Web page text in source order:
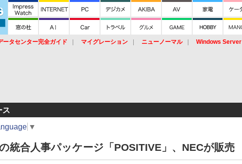
ータセンター完全ガイド マイグレーション ニューノーマル Windows Server
ス
▼
統合人事パッケージ「POSITIVE」、NECが販売